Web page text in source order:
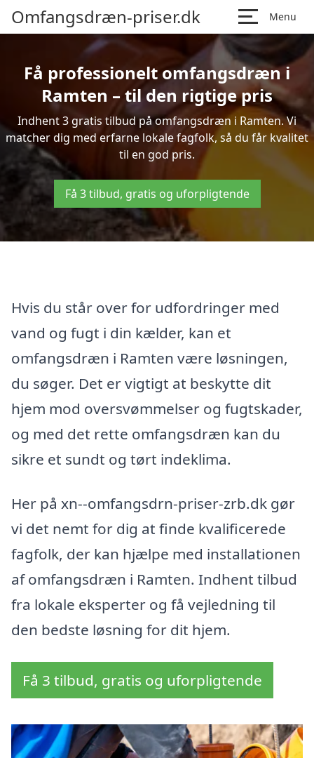
Omfangsdræn-priser.dk Menu
Få professionelt omfangsdræn i
Ramten – til den rigtige pris
Indhent 3 gratis tilbud på omfangsdræn i Ramten. Vi
matcher dig med erfarne lokale fagfolk, så du får kvalitet
til en god pris.
Få 3 tilbud, gratis og uforpligtende
Hvis du står over for udfordringer med
vand og fugt i din kælder, kan et
omfangsdræn i Ramten være løsningen,
du søger. Det er vigtigt at beskytte dit
hjem mod oversvømmelser og fugtskader,
og med det rette omfangsdræn kan du
sikre et sundt og tørt indeklima.
Her på xn--omfangsdrn-priser-zrb.dk gør
vi det nemt for dig at finde kvalificerede
fagfolk, der kan hjælpe med installationen
af omfangsdræn i Ramten. Indhent tilbud
fra lokale eksperter og få vejledning til
den bedste løsning for dit hjem.
Få 3 tilbud, gratis og uforpligtende